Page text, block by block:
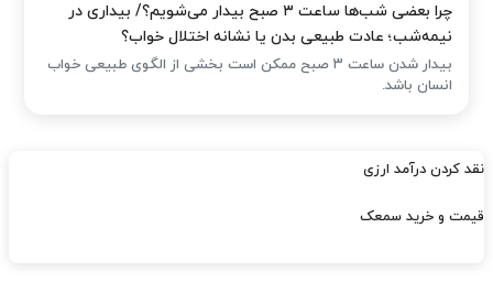
چرا بعضی شب‌ها ساعت ۳ صبح بیدار می‌شویم؟/ بیداری در
نیمه‌شب؛ عادت طبیعی بدن یا نشانه اختلال خواب؟
بیدار شدن ساعت ۳ صبح ممکن است بخشی از الگوی طبیعی خواب
انسان باشد.
نقد کردن درآمد ارزی
قیمت و خرید سمعک